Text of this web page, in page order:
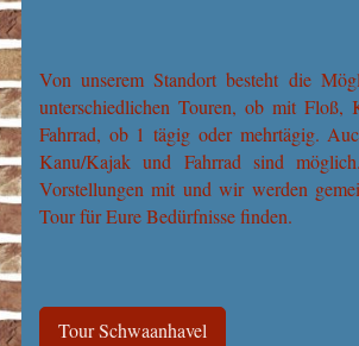
Von unserem Standort besteht die
unterschiedlichen Touren, ob mit Floß,
Fahrrad, ob 1 tägig oder mehrtägig.
Kanu/Kajak und Fahrrad sind
Vorstellungen mit und wir werden
Tour für Eure Bedürfnisse finden.
Tour Schwaanhavel